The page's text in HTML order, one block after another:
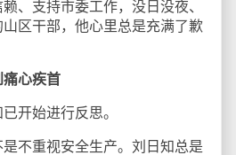
、支持市委工作，没日没夜、
区干部，他心里总是充满了歉
痛心疾首
始进行反思。
重视安全生产。刘日知总是